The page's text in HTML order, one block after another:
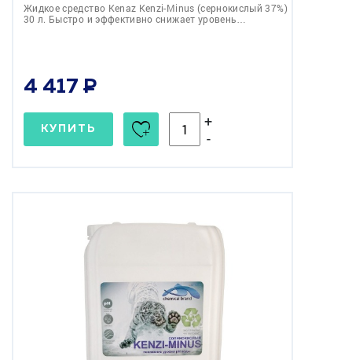
Жидкое средство Kenaz Kenzi-Minus (сернокислый 37%)
30 л. Быстро и эффективно снижает уровень…
4 417
КУПИТЬ
+
-